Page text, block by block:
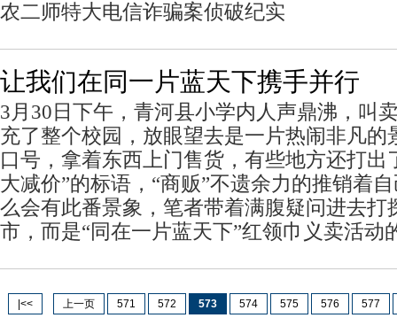
农二师特大电信诈骗案侦破纪实
让我们在同一片蓝天下携手并行
3月30日下午，青河县小学内人声鼎沸，叫
充了整个校园，放眼望去是一片热闹非凡的
口号，拿着东西上门售货，有些地方还打出
大减价”的标语，“商贩”不遗余力的推销着
么会有此番景象，笔者带着满腹疑问进去打
市，而是“同在一片蓝天下”红领巾义卖活动
|<< 上一页 571 572 573 574 575 576 577